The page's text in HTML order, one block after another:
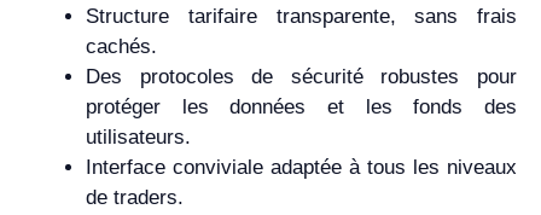
Structure tarifaire transparente, sans frais
cachés.
Des protocoles de sécurité robustes pour
protéger les données et les fonds des
utilisateurs.
Interface conviviale adaptée à tous les niveaux
de traders.